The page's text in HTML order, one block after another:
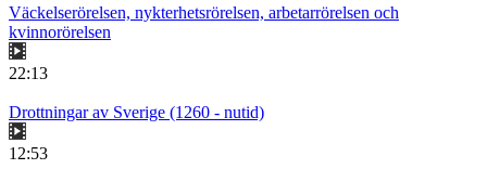
Väckelserörelsen, nykterhetsrörelsen, arbetarrörelsen och
kvinnorörelsen
22:13
Drottningar av Sverige (1260 - nutid)
12:53